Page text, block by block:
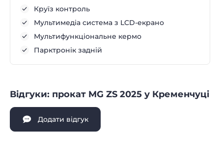
Круїз контроль
Мультимедіа система з LCD-екрано
Мультифункціональне кермо
Парктронік задній
Відгуки: прокат MG ZS 2025 у Кременчуці
Додати відгук